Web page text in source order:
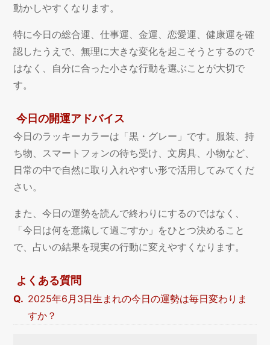
動かしやすくなります。
特に今日の総合運、仕事運、金運、恋愛運、健康運を確
認したうえで、無理に大きな変化を起こそうとするので
はなく、自分に合った小さな行動を選ぶことが大切で
す。
今日の開運アドバイス
今日のラッキーカラーは「黒・グレー」です。服装、持
ち物、スマートフォンの待ち受け、文房具、小物など、
日常の中で自然に取り入れやすい形で活用してみてくだ
さい。
また、今日の運勢を読んで終わりにするのではなく、
「今日は何を意識して過ごすか」をひとつ決めること
で、占いの結果を現実の行動に変えやすくなります。
よくある質問
2025年6月3日生まれの今日の運勢は毎日変わりま
すか？